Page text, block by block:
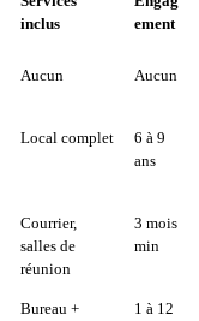
inclus
ement
Aucun Aucun
Local complet
6 à 9
ans
Courrier,
salles de
réunion
3 mois
min
Bureau +
1 à 12